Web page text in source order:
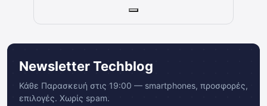
Newsletter Techblog
Κάθε Παρασκευή στις 19:00 — smartphones, προσφορές,
επιλογές. Χωρίς spam.